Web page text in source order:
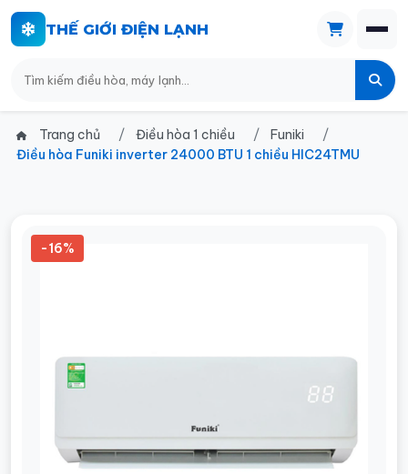
THẾ GIỚI ĐIỆN LẠNH
Trang chủ Điều hòa 1 chiều
Funiki
Điều hòa Funiki inverter 24000 BTU 1 chiều HIC24TMU
-16%